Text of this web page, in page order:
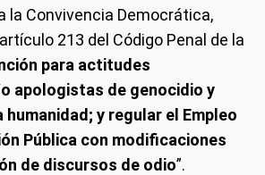
la Convivencia Democrática,
213 del Código Penal de la
para actitudes
apologistas de genocidio y
humanidad; y regular el Empleo
Pública con modificaciones
de discursos de odio”.